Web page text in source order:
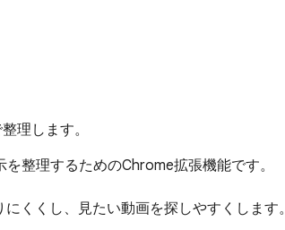
理します。
整理するためのChrome拡張機能です。
くくし、見たい動画を探しやすくします。